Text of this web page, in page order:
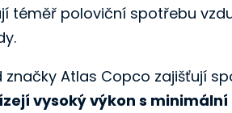
téměř poloviční spotřebu
Atlas Copco zajišťují
vysoký výkon s